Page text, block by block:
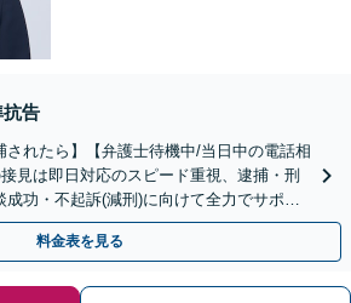
告
されたら】【弁護士待機中/当日中の電話相
見は即日対応のスピード重視、逮捕・刑
功・不起訴(減刑)に向けて全力でサポー
談専門】
料金表を見る